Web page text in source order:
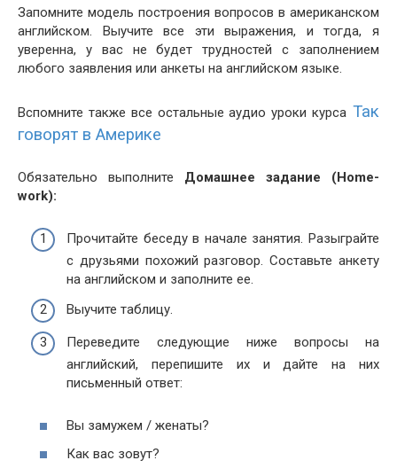
Запомните модель построения вопросов в американском
английском. Выучите все эти выражения, и тогда, я
уверенна, у вас не будет трудностей с заполнением
любого заявления или анкеты на английском языке.
Вспомните также все остальные аудио уроки курса Так
говорят в Америке
Обязательно выполните Домашнее задание (Home­
work):
Прочитайте беседу в начале занятия. Разыграйте
с друзьями похожий разговор. Составьте анкету
на английском и заполните ее.
Выучите таблицу.
Переведите следующие ниже вопросы на
английский, перепишите их и дайте на них
письменный ответ:
Вы замужем / женаты?
Как вас зовут?